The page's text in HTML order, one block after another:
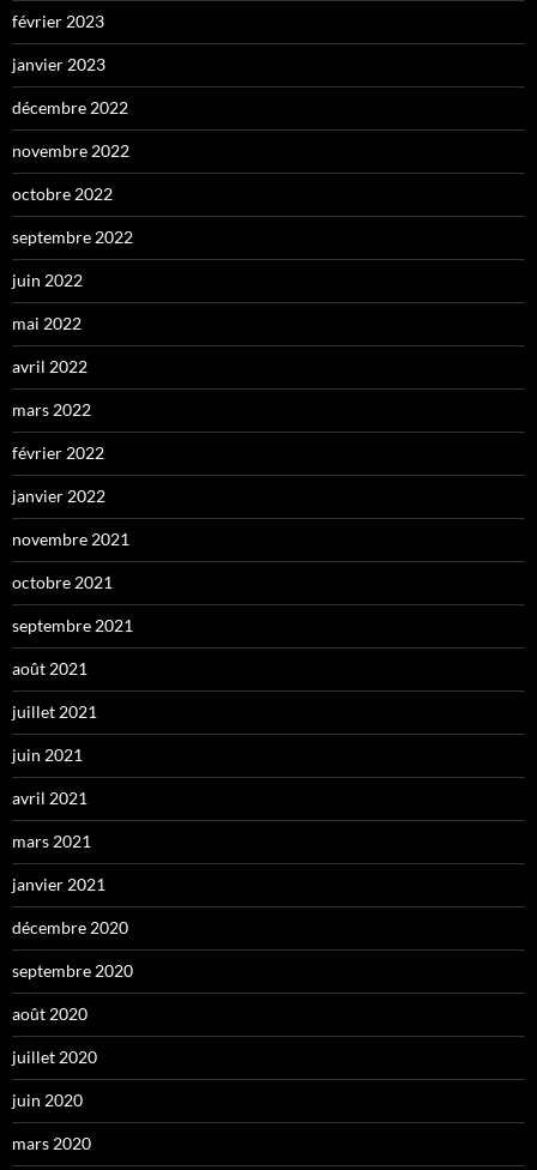
février 2023
janvier 2023
décembre 2022
novembre 2022
octobre 2022
septembre 2022
juin 2022
mai 2022
avril 2022
mars 2022
février 2022
janvier 2022
novembre 2021
octobre 2021
septembre 2021
août 2021
juillet 2021
juin 2021
avril 2021
mars 2021
janvier 2021
décembre 2020
septembre 2020
août 2020
juillet 2020
juin 2020
mars 2020